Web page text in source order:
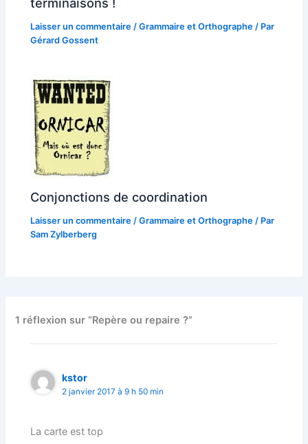
Laisser un commentaire /Grammaire et Orthographe / Par
Gérard Gossent
Conjonctions de coordination
Laisser un commentaire /Grammaire et Orthographe / Par
Sam Zylberberg
1 réflexion sur “Repère ou repaire ?”
kstor
2 janvier 2017 à 9 h 50 min
La carte est top